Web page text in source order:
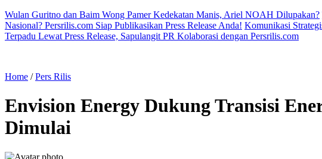
Wulan Guritno dan Baim Wong Pamer Kedekatan Manis, Ariel NOAH Dilupakan?
Nasional? Persrilis.com Siap Publikasikan Press Release Anda! Komunikasi
Terpadu Lewat Press Release, Sapulangit PR Kolaborasi dengan Persrilis.com
Home /Pers Rilis
Envision Energy Dukung Transisi
Dimulai